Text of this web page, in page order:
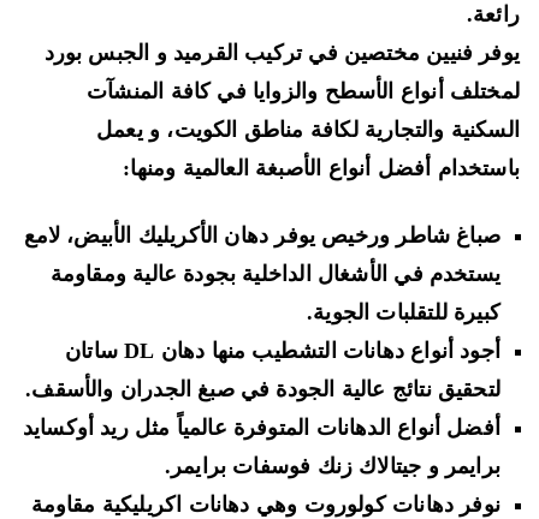
فنيين مختصين فيتركيب القرميد و الجبس بورد
أنواعالأسطح والزوايا في كافة المنشآت
والتجارية لكافة مناطق الكويت، و يعمل
أفضل أنواع الأصبغة العالمية ومنها:
صباغ شاطر ورخيص يوفر دهان الأكريليك الأبيض، لامع
يستخدم في الأشغال الداخلية بجودة عالية ومقاومة
كبيرة للتقلبات الجوية.
أجود أنواعدهانات التشطيب منها دهانDL ساتان
لتحقيق نتائج عالية الجودة في صبغ الجدران والأسقف.
أفضل أنواع الدهانات المتوفرة عالمياً مثلريد أوكسايد
برايمر وجيتالاك زنك فوسفات برايمر.
نوفردهانات كولوروت وهي دهانات اكريليكية مقاومة